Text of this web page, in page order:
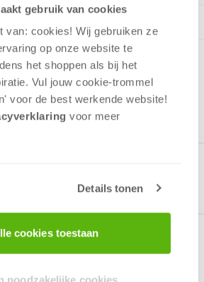
gebruik van cookies
van: cookies! Wij gebruiken ze
op onze website te
het shoppen als bij het
Vul jouw cookie-trommel
voor de best werkende website​!
voor meer
Details tonen
cookies toestaan
noodzakelijke cookies